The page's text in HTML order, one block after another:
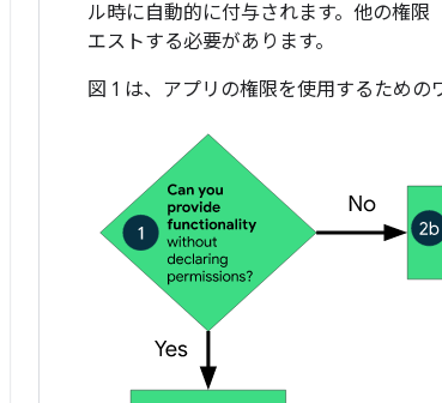
ル時に自動的に付与されます。他の権限
エストする必要があります。
図 1 は、アプリの権限を使用するための